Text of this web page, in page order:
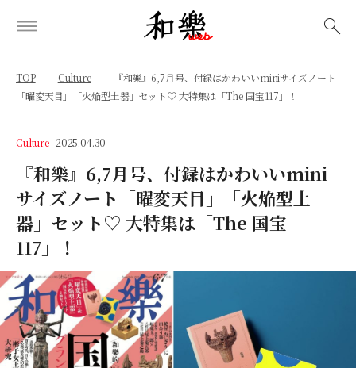
TOP Culture
『和樂』6,7月号、付録はかわいいminiサイズノート
「曜変天目」「火焔型土器」セット♡ 大特集は「The 国宝117」！
Culture 2025.04.30
『和樂』6,7月号、付録はかわいいmini
サイズノート「曜変天目」「火焔型土
器」セット♡ 大特集は「The 国宝
117」！